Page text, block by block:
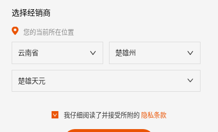
选择经销商
您的当前所在位置
云南省 楚雄州
楚雄天元
我仔细阅读了并接受所附的 隐私条款